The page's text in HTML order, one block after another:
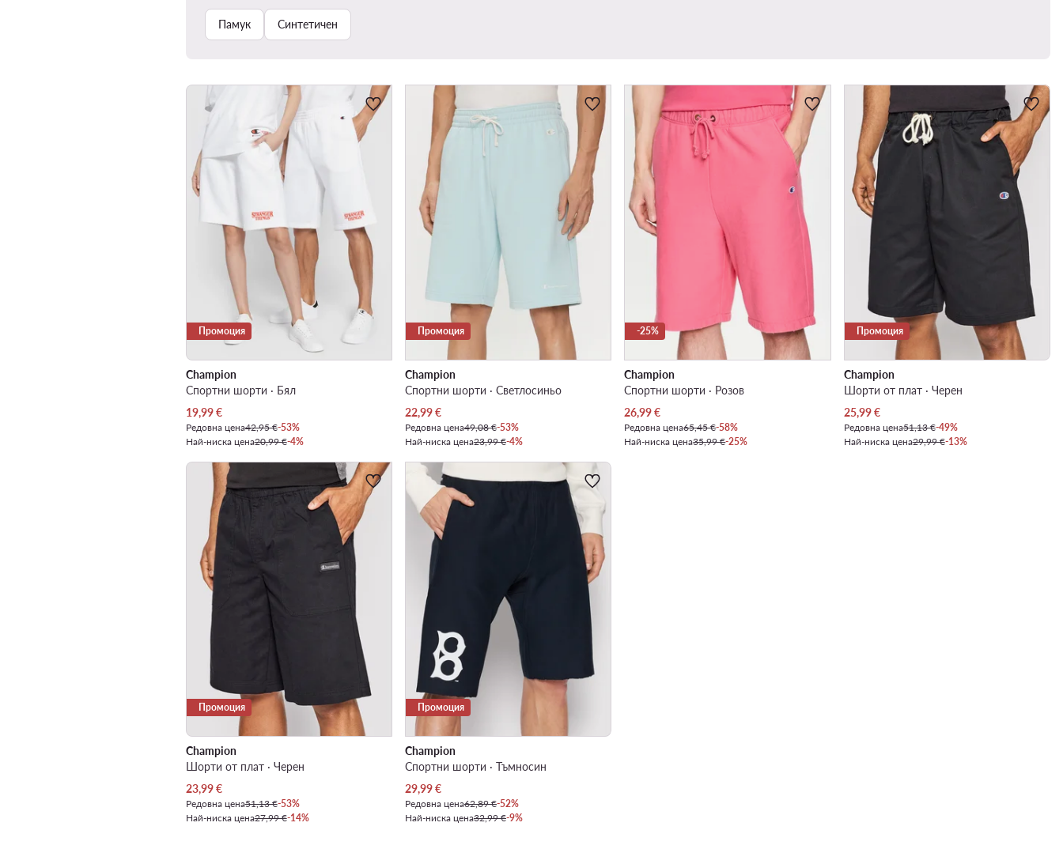
Памук Синтетичен
Промоция
Champion
Спортни шорти · Бял
Актуална цена
19,99€
Редовна цена42,95 €-53%
Най-ниска цена20,99 €-4%
Промоция
Champion
Спортни шорти · Светлосиньо
Актуална цена
22,99€
Редовна цена49,08 €-53%
Най-ниска цена23,99 €-4%
-25%
Champion
Спортни шорти · Розов
Актуална цена
26,99€
Редовна цена65,45 €-58%
Най-ниска цена35,99 €-25%
Промоция
Champion
Шорти от плат · Черен
Актуална цена
25,99€
Редовна цена51,13 €-49%
Най-ниска цена29,99 €-13%
Промоция
Champion
Шорти от плат · Черен
Актуална цена
23,99€
Редовна цена51,13 €-53%
Най-ниска цена27,99 €-14%
Промоция
Champion
Спортни шорти · Тъмносин
Актуална цена
29,99€
Редовна цена62,89 €-52%
Най-ниска цена32,99 €-9%